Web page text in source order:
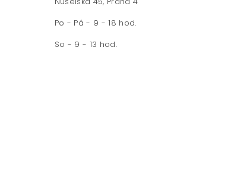
Po - Pá - 9 - 18 hod.
So - 9 - 13 hod.